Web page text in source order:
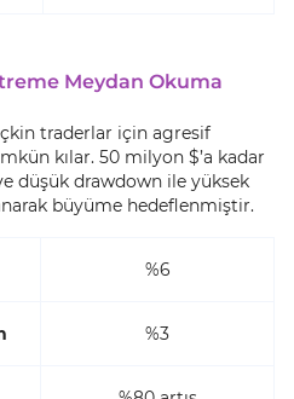
Meydan Okuma
traderlar için agresif
kılar. 50 milyon $’a kadar
düşük drawdown ile yüksek
büyüme hedeflenmiştir.
%6
%3